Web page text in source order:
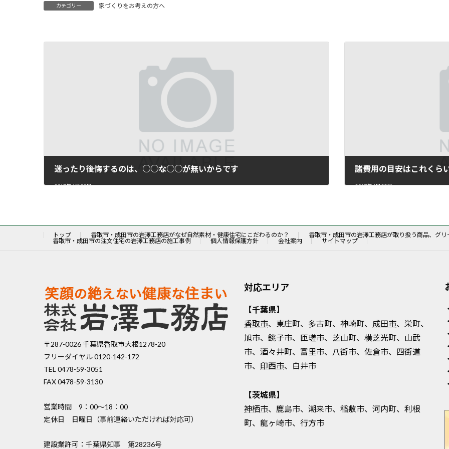
カテゴリー 家づくりをお考えの方へ
迷ったり後悔するのは、○○な○○が無いからです
2017年4月22日
諸費用の目安はこれくら
2017年4月28日
トップ 香取市・成田市の岩澤工務店がなぜ自然素材・健康住宅にこだわるのか？
香取市・成田市の岩澤工務店が取り扱う商品、グリ
香取市・成田市の注文住宅の岩澤工務店の施工事例
個人情報保護方針 会社案内 サイトマップ
〒287-0026 千葉県香取市大根1278-20
フリーダイヤル 0120-142-172
TEL 0478-59-3051
FAX 0478-59-3130
営業時間 9：00〜18：00
定休日 日曜日（事前連絡いただければ対応可）
建設業許可：千葉県知事 第28236号
対応エリア
【千葉県】
香取市、東庄町、多古町、神崎町、 成田市、栄町、
旭市、銚子市、匝瑳市、芝山町、横芝光町、山武
市、酒々井町、富里市、八街市、佐倉市、四街道
市、 印西市、白井市
【茨城県】
神栖市、鹿島市、潮来市、稲敷市、河内町、利根
町、龍ヶ崎市、行方市